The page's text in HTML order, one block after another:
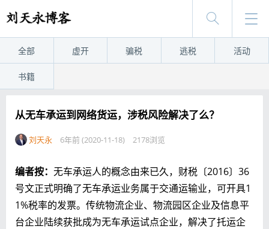
全部 虚开 骗税 逃税 活动
书籍
从无车承运到网络货运，涉税风险解决了么？
刘天永 6年前 (2020-11-18) 2178浏览
编者按： 无车承运人的概念由来已久，财税〔2016〕36
号文正式明确了无车承运业务属于交通运输业，可开具1
1%税率的发票。传统物流企业、物流园区企业及信息平
台企业陆续获批成为无车承运试点企业，解决了托运企